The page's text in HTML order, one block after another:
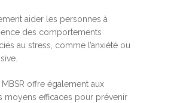
aider les personnes à
des comportements
au stress, comme l’anxiété ou
offre également aux
moyens efficaces pour prévenir